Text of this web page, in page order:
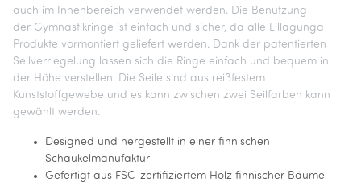
auch im Innenbereich verwendet werden. Die Benutzung
der Gymnastikringe ist einfach und sicher, da alle Lillagunga
Produkte vormontiert geliefert werden. Dank der patentierten
Seilverriegelung lassen sich die Ringe einfach und bequem in
der Höhe verstellen. Die Seile sind aus reißfestem
Kunststoffgewebe und es kann zwischen zwei Seilfarben kann
gewählt werden.
Designed und hergestellt in einer finnischen
Schaukelmanufaktur
Gefertigt aus FSC-zertifiziertem Holz finnischer Bäume